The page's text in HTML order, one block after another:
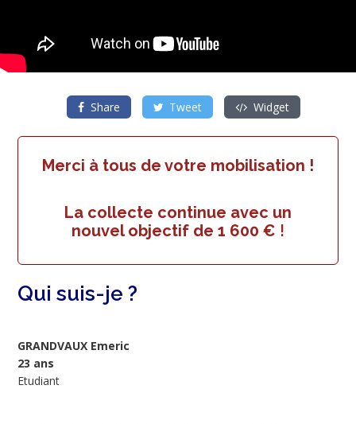
Share Tweet Widget
Merci à tous de votre mobilisation !
La collecte continue avec un
nouvel objectif de 1 600 € !
Qui suis-je ?
GRANDVAUX Emeric
23 ans
Etudiant